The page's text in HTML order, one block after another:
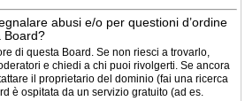
abusi e/o per questioni d’ordine
Board?
di questa Board. Se non riesci a trovarlo,
e chiedi a chi puoi rivolgerti. Se ancora
il proprietario del dominio (fai una ricerca
è ospitata da un servizio gratuito (ad es.